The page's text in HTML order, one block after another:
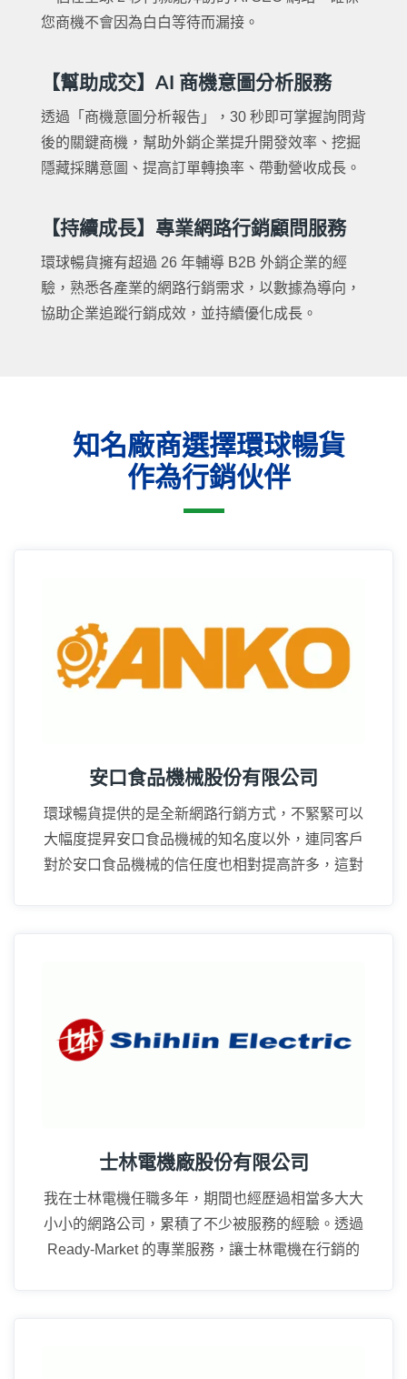
您商機不會因為白白等待而漏接。
【幫助成交】AI 商機意圖分析服務
透過「商機意圖分析報告」，30 秒即可掌握詢問背
後的關鍵商機，幫助外銷企業提升開發效率、挖掘
隱藏採購意圖、提高訂單轉換率、帶動營收成長。
【持續成長】專業網路行銷顧問服務
環球暢貨擁有超過 26 年輔導 B2B 外銷企業的經
驗，熟悉各產業的網路行銷需求，以數據為導向，
協助企業追蹤行銷成效，並持續優化成長。
知名廠商選擇環球暢貨
作為行銷伙伴
安口食品機械股份有限公司
環球暢貨提供的是全新網路行銷方式，不緊緊可以
大幅度提昇安口食品機械的知名度以外，連同客戶
對於安口食品機械的信任度也相對提高許多，這對
士林電機廠股份有限公司
我在士林電機任職多年，期間也經歷過相當多大大
小小的網路公司，累積了不少被服務的經驗。透過
Ready-Market 的專業服務，讓士林電機在行銷的